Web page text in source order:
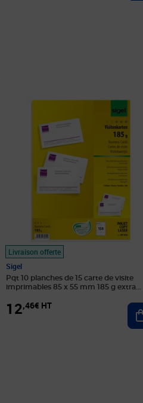
au panier
Livraison offerte
Sigel
Pqt 10 planches de 15 carte de visite
imprimables 85 x 55 mm 185 g extra
12,46€ HT
Prix 12,46€ HT